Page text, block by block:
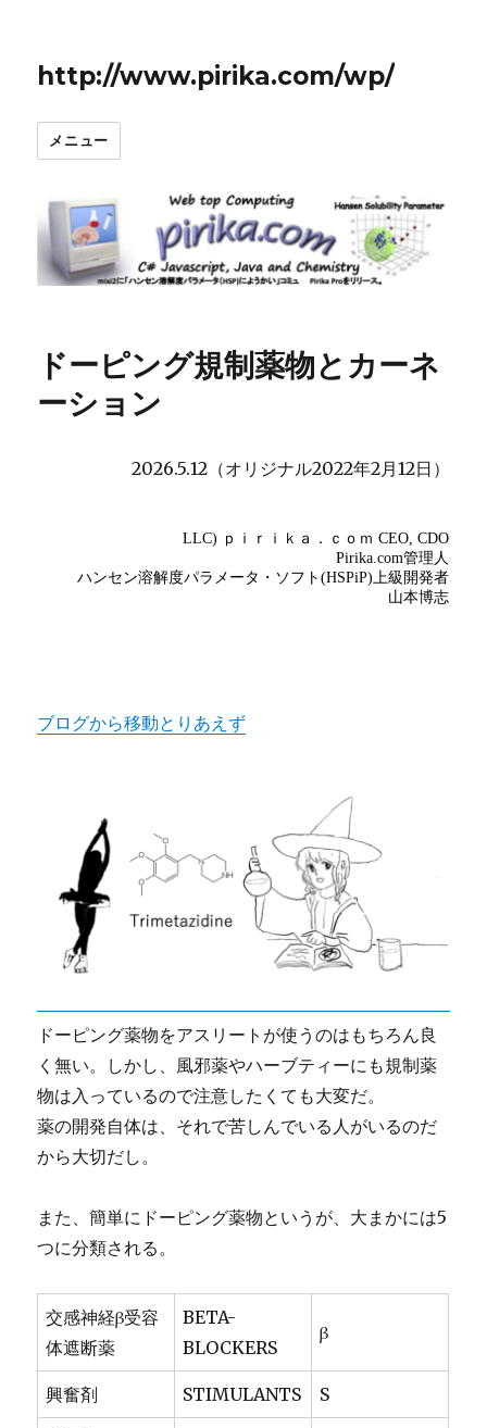
http://www.pirika.com/wp/
メニュー
ドーピング規制薬物とカーネ
ーション
2026.5.12（オリジナル2022年2月12日）
ブログから移動とりあえず
ドーピング薬物をアスリートが使うのはもちろん良
く無い。しかし、風邪薬やハーブティーにも規制薬
物は入っているので注意したくても大変だ。
薬の開発自体は、それで苦しんでいる人がいるのだ
から大切だし。
また、簡単にドーピング薬物というが、大まかには5
つに分類される。
交感神経β受容
体遮断薬
BETA-
BLOCKERS
β
興奮剤 STIMULANTS S